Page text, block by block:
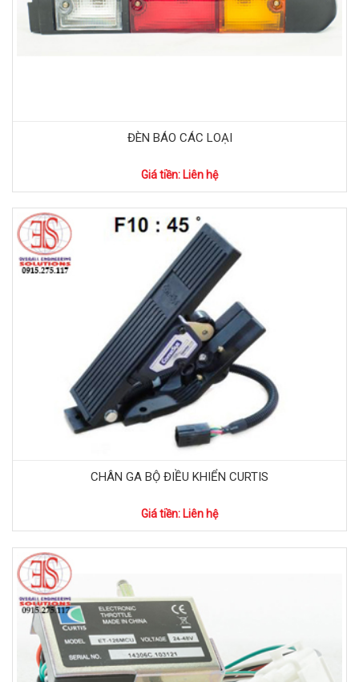
ĐÈN BÁO CÁC LOẠI
Giá tiền: Liên hệ
CHÂN GA BỘ ĐIỀU KHIỂN CURTIS
Giá tiền: Liên hệ